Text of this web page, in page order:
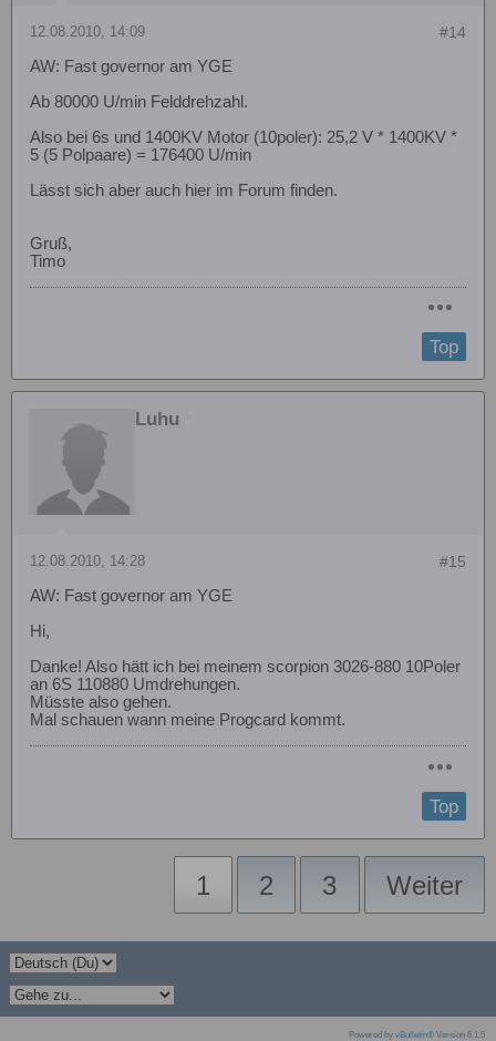
#14
12.08.2010, 14:09
AW: Fast governor am YGE
Ab 80000 U/min Felddrehzahl.
Also bei 6s und 1400KV Motor (10poler): 25,2 V * 1400KV *
5 (5 Polpaare) = 176400 U/min
Lässt sich aber auch hier im Forum finden.
Gruß,
Timo
Top
Luhu
#15
12.08.2010, 14:28
AW: Fast governor am YGE
Hi,
Danke! Also hätt ich bei meinem scorpion 3026-880 10Poler
an 6S 110880 Umdrehungen.
Müsste also gehen.
Mal schauen wann meine Progcard kommt.
Top
1 2 3 Weiter
Powered by vBulletin® Version 6.1.5